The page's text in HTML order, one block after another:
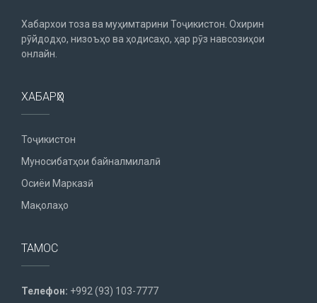
Хабархои тоза ва муҳимтарини Тоҷикистон. Охирин
рӯйдодҳо, низоъҳо ва ҳодисаҳо, ҳар рӯз навсозиҳои
онлайн.
ХАБАРҲО
Тоҷикистон
Муносибатҳои байналмилалӣ
Осиёи Марказӣ
Мақолаҳо
ТАМОС
Телефон: +992 (93) 103-7777